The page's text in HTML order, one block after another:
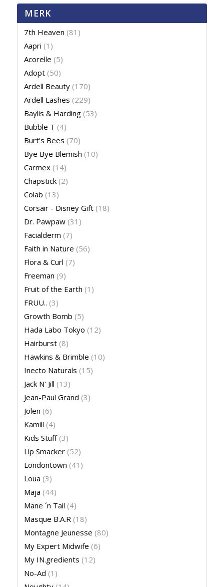
MERK
7th Heaven (81)
Aapri (1)
Acorelle (5)
Adopt (50)
Ardell Beauty (170)
Ardell Lashes (229)
Baylis & Harding (53)
Bubble T (4)
Burt's Bees (70)
Bye Bye Blemish (10)
Carmex (14)
Chapstick (2)
Colab (13)
Corsair - Disney Gift (18)
Dr. Pawpaw (31)
Facialderm (7)
Faith in Nature (56)
Flora & Curl (7)
Freeman (9)
Fruit of the Earth (1)
FRUU.. (3)
Growth Bomb (5)
Hada Labo Tokyo (12)
Hairburst (8)
Hawkins & Brimble (10)
Inecto Naturals (15)
Jack N' Jill (13)
Jean-Paul Grand (3)
Jolen (6)
Kamill (4)
Kids Stuff (3)
Lip Smacker (52)
Londontown (41)
Loua (3)
Maja (44)
Mane ´n Tail (4)
Masque B.A.R (18)
Montagne Jeunesse (80)
My Expert Midwife (6)
My IN.gredients (12)
No-Ad (1)